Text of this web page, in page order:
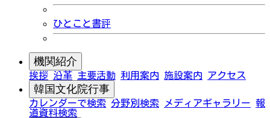
ひとこと書評
機関紹介
挨拶 沿革 主要活動 利用案内 施設案内 アクセス
韓国文化院行事
カレンダーで検索 分野別検索 メディアギャラリー 報
道資料検索